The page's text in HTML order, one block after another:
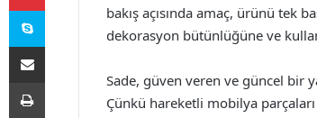
bakış açısında amaç, ürünü tek
dekorasyon bütünlüğüne ve
Sade, güven veren ve güncel bir
Çünkü hareketli mobilya
Skype
E-Posta ile paylaş